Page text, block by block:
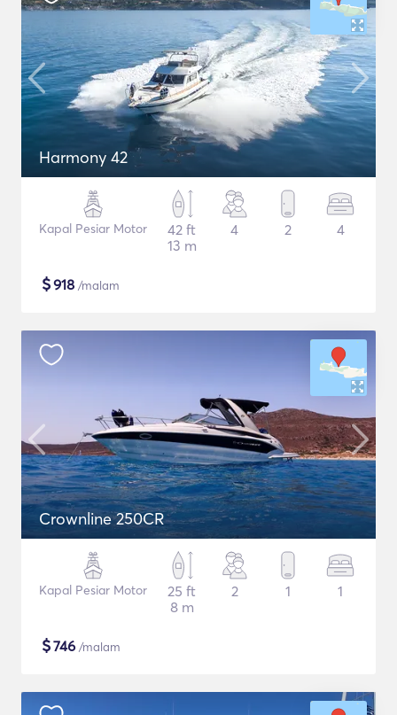
Harmony 42
Kapal Pesiar Motor
42 ft
13 m
4 2 4
$918 /malam
Crownline 250CR
Kapal Pesiar Motor
25 ft
8 m
2 1 1
$746 /malam